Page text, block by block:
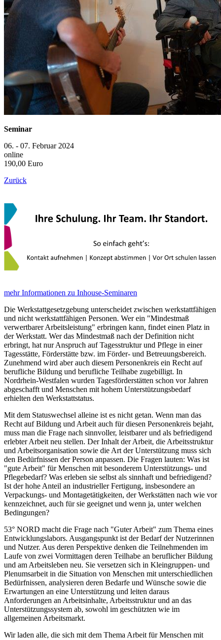
Seminar
06. - 07. Februar 2024
online
190,00 Euro
Zurück
mehr Informationen zu Inhouse-Seminaren
Die Werkstattgesetzgebung unterscheidet zwischen werkstattfähigen
und nicht werkstattfähigen Personen. Wer ein "Mindestmaß
verwertbarer Arbeitsleistung" erbringen kann, findet einen Platz in
der Werkstatt. Wer das Mindestmaß nach der Definition nicht
erbringt, hat nur Anspruch auf Tagesstruktur und Pflege in einer
Tagesstätte, Förderstätte bzw. im Förder- und Betreuungsbereich.
Zunehmend wird aber auch diesem Personenkreis ein Recht auf
berufliche Bildung und berufliche Teilhabe zugebilligt. In
Nordrhein-Westfalen wurden Tagesförderstätten schon vor Jahren
abgeschafft und Menschen mit hohem Unterstützungsbedarf
erhielten den Werkstattstatus.
Mit dem Statuswechsel alleine ist es nicht getan. Wenn man das
Recht auf Bildung und Arbeit auch für diesen Personenkreis bejaht,
muss man die Frage nach sinnvoller, leistbarer und als befriedigend
erlebter Arbeit neu stellen. Der Inhalt der Arbeit, die Arbeitsstruktur
und Arbeitsorganisation sowie die Art der Unterstützung muss sich
den Bedürfnissen der Person anpassen. Die Fragen lauten: Was ist
"gute Arbeit" für Menschen mit besonderem Unterstützungs- und
Pflegebedarf? Was erleben sie selbst als sinnhaft und befriedigend?
Ist der hohe Anteil an industrieller Fertigung, insbesondere an
Verpackungs- und Montagetätigkeiten, der Werkstätten nach wie vor
kennzeichnet, auch für sie geeignet und wenn ja, unter welchen
Bedingungen?
53° NORD macht die Frage nach "Guter Arbeit" zum Thema eines
Entwicklungslabors. Ausgangspunkt ist der Bedarf der Nutzerinnen
und Nutzer. Aus deren Perspektive denken die Teilnehmenden im
Laufe von zwei Vormittagen deren Teilhabe an beruflicher Bildung
und am Arbeitsleben neu. Sie versetzen sich in Kleingruppen- und
Plenumsarbeit in die Situation von Menschen mit unterschiedlichen
Bedürfnissen, analysieren deren Bedarfe und Wünsche sowie die
Erwartungen an eine Unterstützung und leiten daraus
Anforderungen an Arbeitsinhalte, Arbeitsstruktur und an das
Unterstützungssystem ab, sowohl im geschützten wie im
allgemeinen Arbeitsmarkt.
Wir laden alle, die sich mit dem Thema Arbeit für Menschen mit